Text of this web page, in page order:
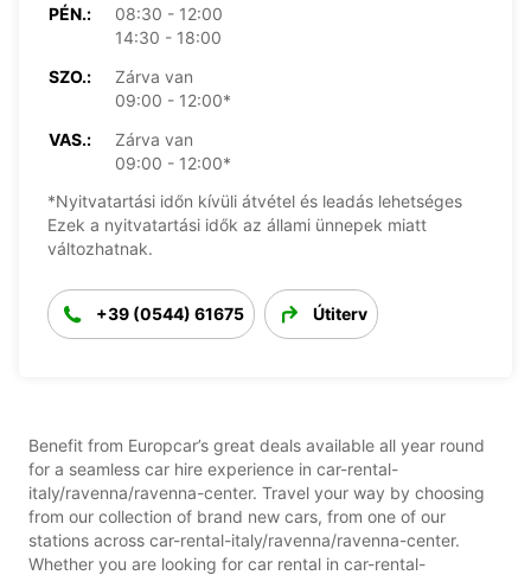
PÉN.:
08:30 - 12:00
14:30 - 18:00
SZO.:
Zárva van
09:00 - 12:00*
VAS.:
Zárva van
09:00 - 12:00*
*Nyitvatartási időn kívüli átvétel és leadás lehetséges
Ezek a nyitvatartási idők az állami ünnepek miatt
változhatnak.
+39 (0544) 61675 Útiterv
Benefit from Europcar’s great deals available all year round
for a seamless car hire experience in car-rental-
italy/ravenna/ravenna-center. Travel your way by choosing
from our collection of brand new cars, from one of our
stations across car-rental-italy/ravenna/ravenna-center.
Whether you are looking for car rental in car-rental-